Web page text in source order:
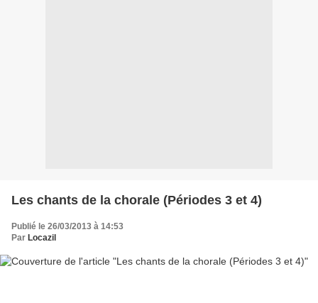
Les chants de la chorale (Périodes 3 et 4)
Publié le 26/03/2013 à 14:53
Par Locazil